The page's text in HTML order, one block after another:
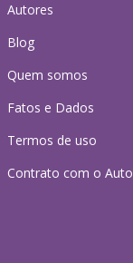
Autores
Blog
Quem somos
Fatos e Dados
Termos de uso
Contrato com o